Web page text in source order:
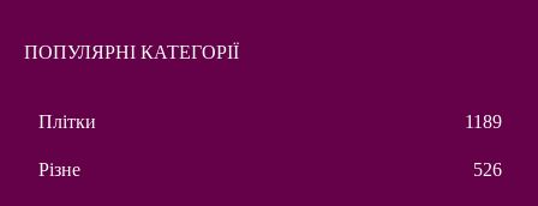
ПОПУЛЯРНІ КАТЕГОРІЇ
Плітки 1189
Різне 526